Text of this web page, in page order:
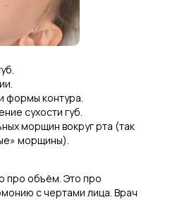
формы контура.
сухости губ.
морщин вокруг рта (так
морщины).
про объём. Это про
с чертами лица. Врач